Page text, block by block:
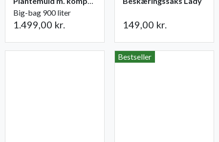
Big-bag 900 liter
1.499,00 kr. 149,00 kr.
Bestseller